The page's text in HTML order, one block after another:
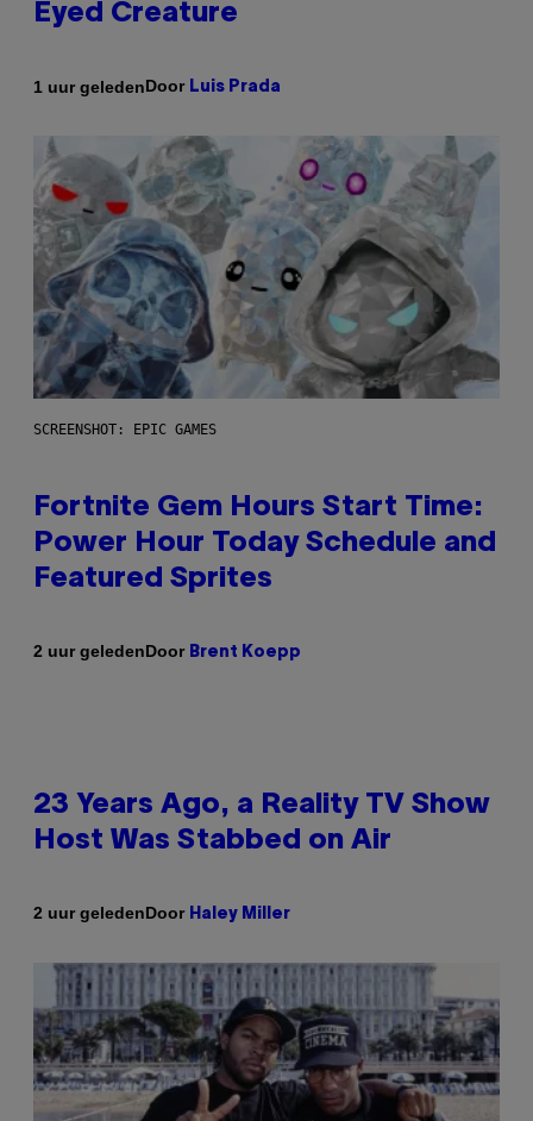
Eyed Creature
1 uur geledenDoor Luis Prada
SCREENSHOT: EPIC GAMES
Fortnite Gem Hours Start Time:
Power Hour Today Schedule and
Featured Sprites
2 uur geledenDoor Brent Koepp
23 Years Ago, a Reality TV Show
Host Was Stabbed on Air
2 uur geledenDoor Haley Miller